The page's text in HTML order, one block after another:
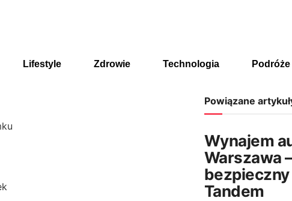
Lifestyle Zdrowie Technologia Podróże
Powiązane
Wynajem
Warszawa
Tandem